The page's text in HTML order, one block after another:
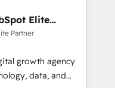
Elite
Partner
growth agency
data, and